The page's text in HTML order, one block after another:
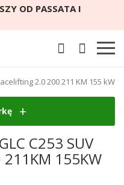
OD PASSATA I
2.0 200 211 KM 155 kW
C253 SUV
211KM 155KW